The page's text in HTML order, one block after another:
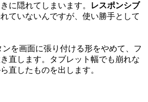
に隠れてしまいます。
レスポンシブ
ていないんですが、使い勝手として
を画面に張り付ける形をやめて、フ
直します。タブレット幅でも崩れな
直したものを出します。